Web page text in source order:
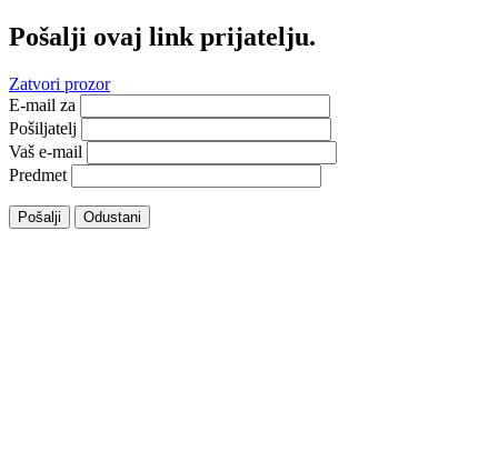
Pošalji ovaj link prijatelju.
Zatvori prozor
E-mail za
Pošiljatelj
Vaš e-mail
Predmet
Pošalji Odustani